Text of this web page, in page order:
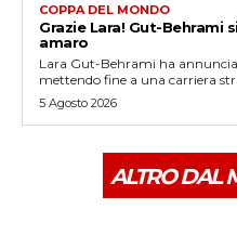
COPPA DEL MONDO
Grazie Lara! Gut-Behrami
amaro
Lara Gut-Behrami ha
mettendo fine a una carriera
5 Agosto 2026
ALTRO DAL